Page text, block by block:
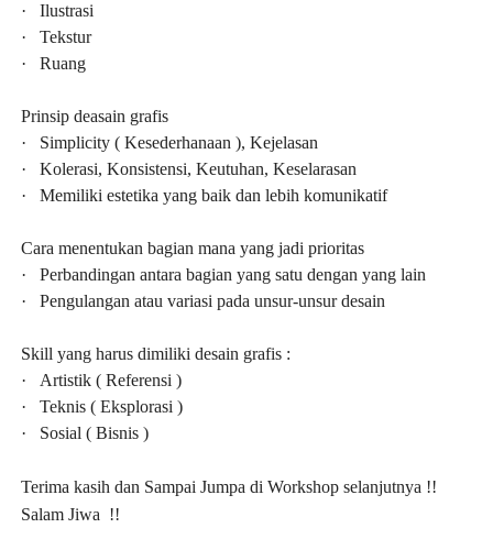
·
Ilustrasi
·
Tekstur
·
Ruang
Prinsip deasain grafis
·
Simplicity ( Kesederhanaan ), Kejelasan
·
Kolerasi, Konsistensi, Keutuhan, Keselarasan
·
Memiliki estetika yang baik dan lebih komunikatif
Cara menentukan bagian mana yang jadi prioritas
·
Perbandingan antara bagian yang satu dengan yang lain
·
Pengulangan atau variasi pada unsur-unsur desain
Skill yang harus dimiliki desain grafis :
·
Artistik ( Referensi )
·
Teknis ( Eksplorasi )
·
Sosial ( Bisnis )
Terima kasih dan Sampai Jumpa di Workshop selanjutnya !!
Salam Jiwa !!